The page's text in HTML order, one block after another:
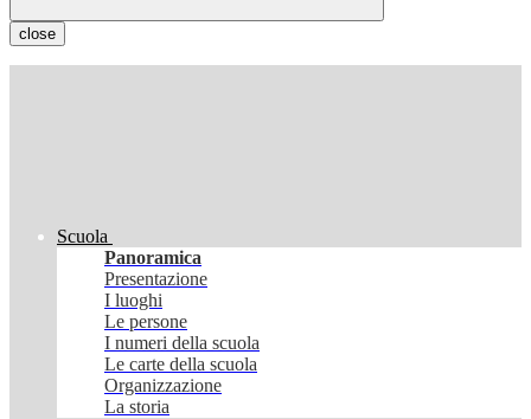
close
Scuola
Panoramica
Presentazione
I luoghi
Le persone
I numeri della scuola
Le carte della scuola
Organizzazione
La storia